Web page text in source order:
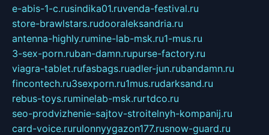
e-abis-1-c.rusindika01.ruvenda-festival.ru
store-brawlstars.rudooraleksandria.ru
antenna-highly.rumine-lab-msk.ru1-mus.ru
3-sex-porn.ruban-damn.rupurse-factory.ru
viagra-tablet.rufasbags.ruadler-jun.rubandamn.ru
fincontech.ru3sexporn.ru1mus.rudarksand.ru
rebus-toys.ruminelab-msk.rurtdco.ru
seo-prodvizhenie-sajtov-stroitelnyh-kompanij.ru
card-voice.rurulonnyygazon177.rusnow-guard.ru